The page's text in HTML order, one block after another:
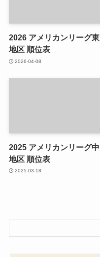
2026 アメリカンリーグ東
地区 順位表
2026-04-08
2025 アメリカンリーグ中
地区 順位表
2025-03-18